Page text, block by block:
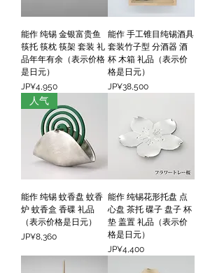
能作 纯锡 金银富贵鱼
筷托 筷枕 筷架 套装 礼
品年年有余（表示价格
是日元）
價格
JP¥4,950
能作 手工锥目纯锡酒具
套装竹子型 分酒器 酒
杯 木箱 礼品（表示价
格是日元）
價格
JP¥38,500
人气
能作 纯锡 蚊香盘 蚊香
炉 蚊香盒 香碟 礼品
（表示价格是日元）
價格
JP¥8,360
能作 纯锡花形托盘 点
心盘 茶托 碟子 盘子 杯
垫 盖置 礼品（表示价
格是日元）
價格
JP¥4,400